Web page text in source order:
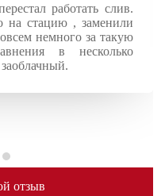
работать слив.
на стацию , заменили
немного за такую
в несколько
отзыв